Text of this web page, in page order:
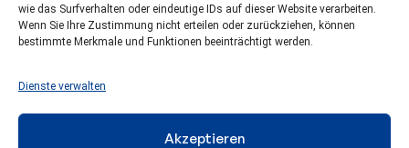
wie das Surfverhalten oder eindeutige IDs auf dieser Website verarbeiten.
Wenn Sie Ihre Zustimmung nicht erteilen oder zurückziehen, können
bestimmte Merkmale und Funktionen beeinträchtigt werden.
Dienste verwalten
Akzeptieren
applord GmbH